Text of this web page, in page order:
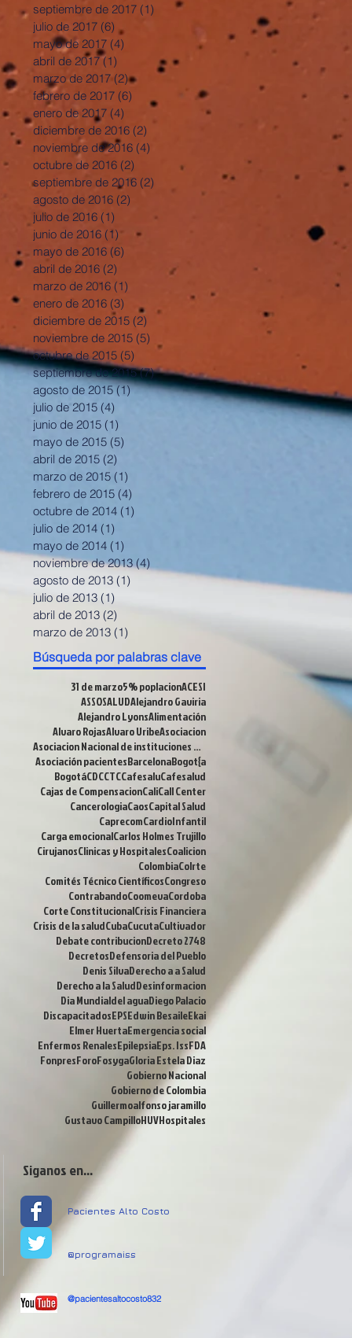
septiembre de 2017 (1) 1 entrada
julio de 2017 (6)
mayo de 2017 (4)
abril de 2017 (1) 1 entrada
marzo de 2017 (2)2 entradas
febrero de 2017 (6)
enero de 2017 (4) 4 entradas
diciembre de 2016 (2)
noviembre de 2016 (4)
octubre de 2016 (2) 2 entradas
septiembre de 2016 (2)
agosto de 2016 (2)
julio de 2016 (1) 1 entrada
junio de 2016 (1) 1 entrada
mayo de 2016 (6)
abril de 2016 (2) 2 entradas
marzo de 2016 (1)
enero de 2016 (3)
diciembre de 2015 (2)
noviembre de 2015 (5)
octubre de 2015 (5)
septiembre de 2015 (7)7 entradas
agosto de 2015 (1)1 entrada
julio de 2015 (4)
junio de 2015 (1)
mayo de 2015 (5)
abril de 2015 (2)
marzo de 2015 (1)
febrero de 2015 (4)
octubre de 2014 (1)
julio de 2014 (1)
mayo de 2014 (1)
noviembre de 2013 (4)
agosto de 2013 (1)
julio de 2013 (1)
abril de 2013 (2)
marzo de 2013 (1)
Búsqueda por palabras clave
31 de marzo5% poplacionACESI
ASSOSALUDAlejandro Gaviria
Alejandro LyonsAlimentación
Alvaro RojasAlvaro UribeAsociacion
Asociacion Nacional de instituciones Financieras
Asociación pacientesBarcelonaBogot{a
BogotáCDCCTCCafesaluCafesalud
Cajas de CompensacionCaliCall Center
CancerologiaCaosCapital Salud
CaprecomCardioInfantil
Carga emocionalCarlos Holmes Trujillo
CirujanosClinicas y HospitalesCoalicion
ColombiaColrte
Comités Técnico CientíficosCongreso
ContrabandoCoomevaCordoba
Corte ConstitucionalCrisis Financiera
Crisis de la saludCubaCucutaCultivador
Debate contribucionDecreto 2748
DecretosDefensoria del Pueblo
Denis SilvaDerecho a a Salud
Derecho a la SaludDesinformacion
Dia Mundialdel aguaDiego Palacio
DiscapacitadosEPSEdwin BesaileEkai
Elmer HuertaEmergencia social
Enfermos RenalesEpilepsiaEps. IssFDA
FonpresForoFosygaGloria Estela Diaz
Gobierno Nacional
Gobierno de Colombia
Guillermoalfonso jaramillo
Gustavo CampilloHUVHospitales
Siganos en...
Pacientes Alto Costo
@programaiss
@pacientesaltocosto832